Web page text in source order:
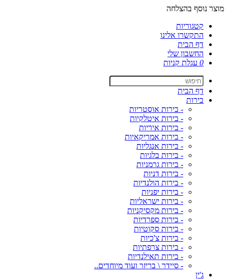
מוצר נוסף בהצלחה
קטגוריות
התקשרו אלינו
דף הבית
החשבון שלי
0 עגלת קניות
דף הבית
בירות
- בירות אוסטריות
- בירות איטלקיות
- בירות איריות
- בירות אמריקאיות
- בירות אנגליות
- בירות בלגיות
- בירות גרמניות
- בירות דניות
- בירות הולנדיות
- בירות יפניות
- בירות ישראליות
- בירות מקסיקניות
- בירות ספרדיות
- בירות סקוטיות
- בירות צ'כיות
- בירות צרפתיות
- בירות תאילנדיות
- סיידר \ בריזר ועוד מיוחדים..
ג'ין